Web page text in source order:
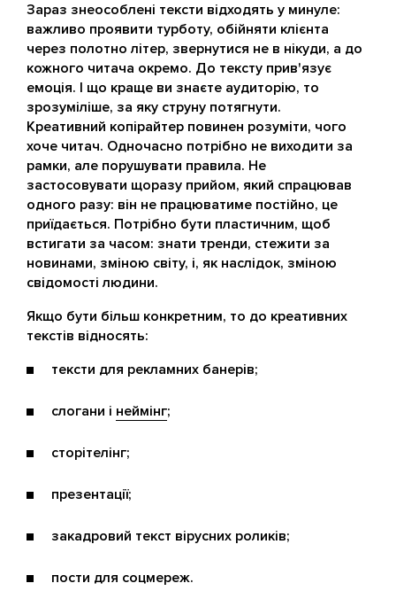
Зараз знеособлені тексти відходять у минуле:
важливо проявити турботу, обійняти клієнта
через полотно літер, звернутися не в нікуди, а до
кожного читача окремо. До тексту прив'язує
емоція. І що краще ви знаєте аудиторію, то
зрозуміліше, за яку струну потягнути.
Креативний копірайтер повинен розуміти, чого
хоче читач. Одночасно потрібно не виходити за
рамки, але порушувати правила. Не
застосовувати щоразу прийом, який спрацював
одного разу: він не працюватиме постійно, це
приїдається. Потрібно бути пластичним, щоб
встигати за часом: знати тренди, стежити за
новинами, зміною світу, і, як наслідок, зміною
свідомості людини.
Якщо бути більш конкретним, то до креативних
текстів відносять:
тексти для рекламних банерів;
слогани і неймінг;
сторітелінг;
презентації;
закадровий текст вірусних роликів;
пости для соцмереж.